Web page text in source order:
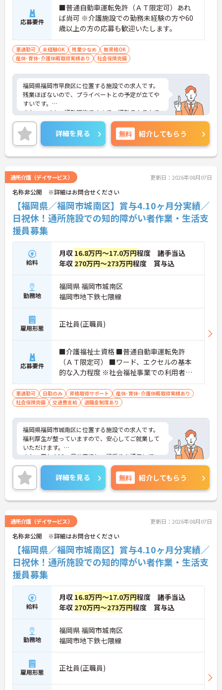
応募要件
■普通自動車運転免許（ＡＴ限定可）あれ
ば尚可 ※介護施設での勤務未経験の方や60
歳以上の方の応募も歓迎いたします。
車通勤可 未経験OK 残業少なめ
無資格OK
産休･育休･介護休暇取得実績あり
社会保険完備
福岡県福岡市早良区に位置する施設での求人です。
残業ほぼないので、プライベートとの予定が立てや
すいです。
また、マイカー通勤可能ですので、通勤ラクラクで
す！
ご興味のある方は、お気軽にお問い合わせくださ
い。
詳細を見る 無料 紹介してもらう
通所介護（デイサービス） 更新日：2026年08月07日
名称非公開 ※詳細はお問合せください
【福岡県／福岡市城南区】賞与4.10ヶ月分実績／
日祝休！通所施設での知的障がい者作業・生活支
援員募集
給料
月収 16.8万円～17.0万円程度 諸手当込
年収 270万円～273万円程度 賞与込
勤務地
福岡県 福岡市城南区
福岡市地下鉄七隈線
雇用形態 正社員(正職員)
応募要件
■介護福祉士資格 ■普通自動車運転免許
（ＡＴ限定可） ■ワード、エクセルの基本
的な入力程度 ※社会福祉事業での利用者支
援経験 あれば尚可
車通勤可 日勤のみ 資格取得サポート
産休･育休･介護休暇取得実績あり
社会保険完備
交通費支給 退職金制度あり
福岡県福岡市城南区に位置する施設での求人です。
福利厚生が整っていますので、安心してご就業して
いただけます。
また、賞与4.10ヶ月分実績と、頑張りを評価してい
ただけます。
ご興味のある方は、お気軽にお問い合わせくださ
い。
詳細を見る 無料 紹介してもらう
通所介護（デイサービス） 更新日：2026年08月07日
名称非公開 ※詳細はお問合せください
【福岡県／福岡市城南区】賞与4.10ヶ月分実績／
日祝休！通所施設での知的障がい者作業・生活支
援員募集
給料
月収 16.8万円～17.0万円程度 諸手当込
年収 270万円～273万円程度 賞与込
勤務地
福岡県 福岡市城南区
福岡市地下鉄七隈線
雇用形態 正社員(正職員)